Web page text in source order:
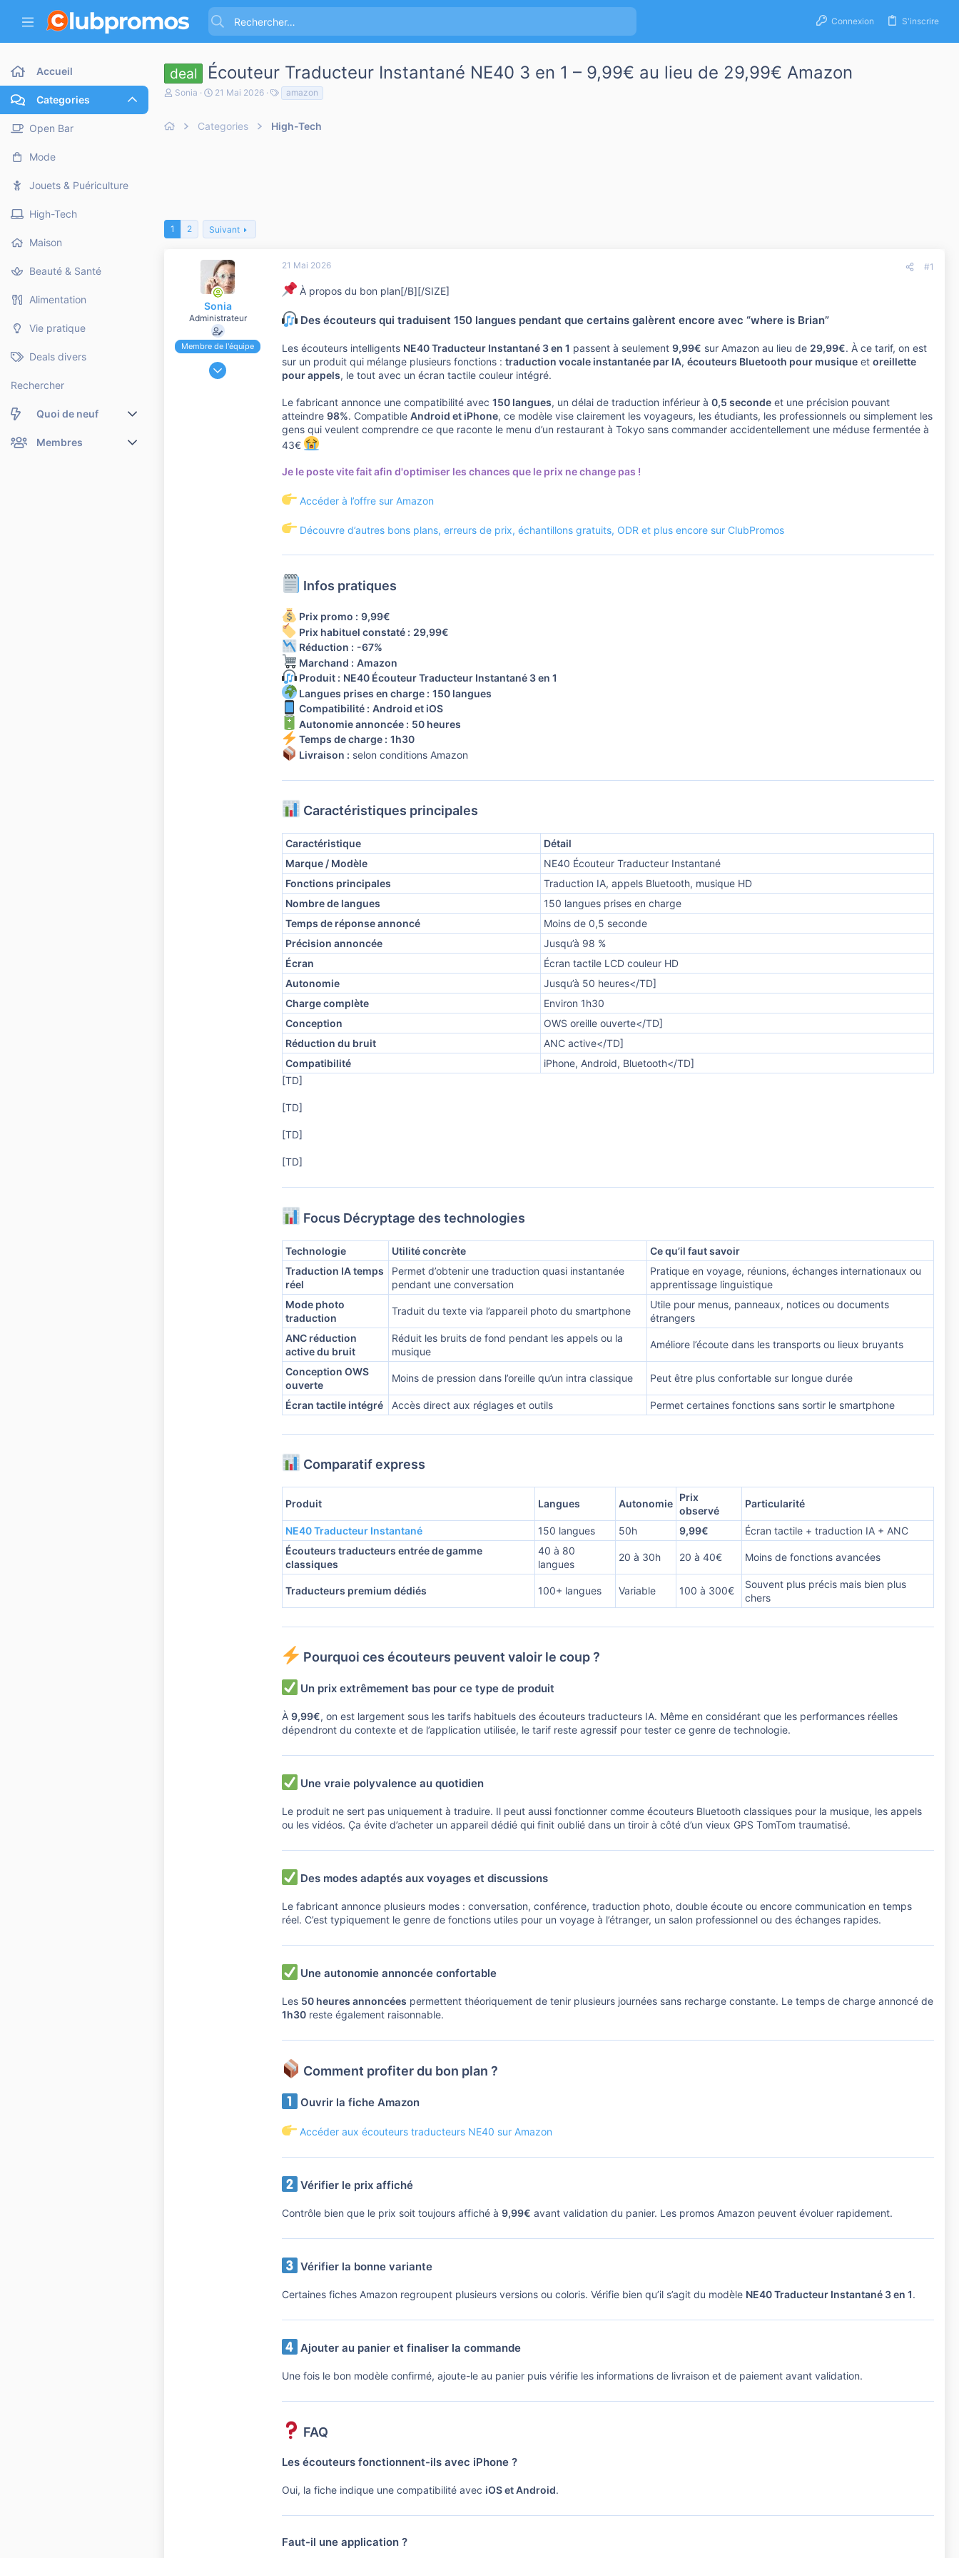
Connexion S'inscrire
Accueil
Categories
Open Bar
Mode
Jouets & Puériculture
High-Tech
Maison
Beauté & Santé
Alimentation
Vie pratique
Deals divers
Rechercher
Quoi de neuf
Nouveaux messages
Membres
deal Écouteur Traducteur Instantané NE40 3 en 1 – 9,99€ au lieu de 29,99€ Amazon
A
e
c
Sonia
D
e
21 Mai 2026
a
s
amazon
Categories High-Tech
1 2 Suivant
Sonia
Administrateur
Membre de l'équipe
21 Mai 2026 #1
À propos du bon plan[/B][/SIZE]
Des écouteurs qui traduisent 150 langues pendant que certains galèrent encore avec “where is Brian”
Les écouteurs intelligents NE40 Traducteur Instantané 3 en 1 passent à seulement 9,99€ sur Amazon au lieu de 29,99€. À ce tarif, on est
sur un produit qui mélange plusieurs fonctions : traduction vocale instantanée par IA, écouteurs Bluetooth pour musique et oreillette
pour appels, le tout avec un écran tactile couleur intégré.
Le fabricant annonce une compatibilité avec 150 langues, un délai de traduction inférieur à 0,5 seconde et une précision pouvant
atteindre 98%. Compatible Android et iPhone, ce modèle vise clairement les voyageurs, les étudiants, les professionnels ou simplement les
gens qui veulent comprendre ce que raconte le menu d’un restaurant à Tokyo sans commander accidentellement une méduse fermentée à
43€
Je le poste vite fait afin d'optimiser les chances que le prix ne change pas !
Accéder à l’offre sur Amazon
Découvre d’autres bons plans, erreurs de prix, échantillons gratuits, ODR et plus encore sur ClubPromos
Infos pratiques
Prix promo : 9,99€
Prix habituel constaté : 29,99€
Réduction : -67%
Marchand : Amazon
Produit : NE40 Écouteur Traducteur Instantané 3 en 1
Langues prises en charge : 150 langues
Compatibilité : Android et iOS
Autonomie annoncée : 50 heures
Temps de charge : 1h30
Livraison : selon conditions Amazon
Caractéristiques principales
Caractéristique
Détail
Marque / Modèle
NE40 Écouteur Traducteur Instantané
Fonctions principales
Traduction IA, appels Bluetooth, musique HD
Nombre de langues
150 langues prises en charge
Temps de réponse annoncé
Moins de 0,5 seconde
Précision annoncée
Jusqu’à 98 %
Écran
Écran tactile LCD couleur HD
Autonomie
Jusqu’à 50 heures</TD]
Charge complète
Environ 1h30
Conception
OWS oreille ouverte</TD]
Réduction du bruit
ANC active</TD]
Compatibilité
iPhone, Android, Bluetooth</TD]
[TD]
[TD]
[TD]
[TD]
Focus Décryptage des technologies
Technologie Utilité concrète
Ce qu’il faut savoir
Traduction IA temps
réel
Permet d’obtenir une traduction quasi instantanée
pendant une conversation
Pratique en voyage, réunions, échanges internationaux ou
apprentissage linguistique
Mode photo
traduction
Traduit du texte via l’appareil photo du smartphone
Utile pour menus, panneaux, notices ou documents
étrangers
ANC réduction
active du bruit
Réduit les bruits de fond pendant les appels ou la
musique
Améliore l’écoute dans les transports ou lieux bruyants
Conception OWS
ouverte
Moins de pression dans l’oreille qu’un intra classique Peut être plus confortable sur longue durée
Écran tactile intégré Accès direct aux réglages et outils Permet certaines fonctions sans sortir le smartphone
Comparatif express
Produit Langues Autonomie
Prix
observé
Particularité
NE40 Traducteur Instantané 150 langues 50h 9,99€
Écran tactile + traduction IA + ANC
Écouteurs traducteurs entrée de gamme
classiques
40 à 80
langues
20 à 30h 20 à 40€ Moins de fonctions avancées
Traducteurs premium dédiés 100+ langues Variable 100 à 300€
Souvent plus précis mais bien plus
chers
Pourquoi ces écouteurs peuvent valoir le coup ?
Un prix extrêmement bas pour ce type de produit
À 9,99€, on est largement sous les tarifs habituels des écouteurs traducteurs IA. Même en considérant que les performances réelles
dépendront du contexte et de l’application utilisée, le tarif reste agressif pour tester ce genre de technologie.
Une vraie polyvalence au quotidien
Le produit ne sert pas uniquement à traduire. Il peut aussi fonctionner comme écouteurs Bluetooth classiques pour la musique, les appels
ou les vidéos. Ça évite d’acheter un appareil dédié qui finit oublié dans un tiroir à côté d’un vieux GPS TomTom traumatisé.
Des modes adaptés aux voyages et discussions
Le fabricant annonce plusieurs modes : conversation, conférence, traduction photo, double écoute ou encore communication en temps
réel. C’est typiquement le genre de fonctions utiles pour un voyage à l’étranger, un salon professionnel ou des échanges rapides.
Une autonomie annoncée confortable
Les 50 heures annoncées permettent théoriquement de tenir plusieurs journées sans recharge constante. Le temps de charge annoncé de
1h30 reste également raisonnable.
Comment profiter du bon plan ?
Ouvrir la fiche Amazon
Accéder aux écouteurs traducteurs NE40 sur Amazon
Vérifier le prix affiché
Contrôle bien que le prix soit toujours affiché à 9,99€ avant validation du panier. Les promos Amazon peuvent évoluer rapidement.
Vérifier la bonne variante
Certaines fiches Amazon regroupent plusieurs versions ou coloris. Vérifie bien qu’il s’agit du modèle NE40 Traducteur Instantané 3 en 1.
Ajouter au panier et finaliser la commande
Une fois le bon modèle confirmé, ajoute-le au panier puis vérifie les informations de livraison et de paiement avant validation.
FAQ
Les écouteurs fonctionnent-ils avec iPhone ?
Oui, la fiche indique une compatibilité avec iOS et Android.
Faut-il une application ?